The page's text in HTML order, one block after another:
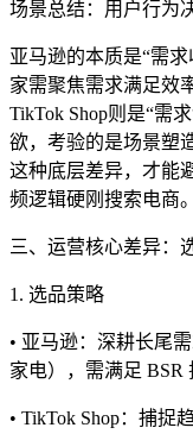
场景总结：用户行为
亚马逊的本质是“需
家需聚焦需求满足效
TikTok Shop则是“需
欲，考验的是场景塑
这种底层差异，才能
频逻辑硬刚搜索电商。
三、运营核心差异：
1. 选品策略
• 亚马逊：深耕长尾
家电），需满足 BSR
• TikTok Shop：捕捉